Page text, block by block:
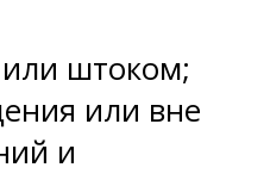
штоком;
или вне
и